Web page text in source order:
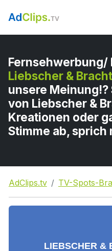
Fernsehwerbung/
Liebscher & Bracht
unsere
von Liebscher &
Kreationen oder
Stimme ab, sprich
AdClips.tv TV-Spots-